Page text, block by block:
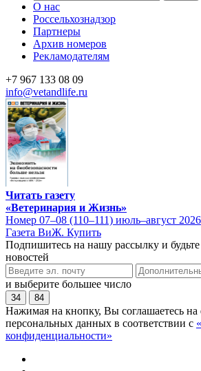
О нас
Россельхознадзор
Партнеры
Архив номеров
Рекламодателям
+7 967 133 08 09
info@vetandlife.ru
Читать газету
«Ветеринария и Жизнь»
Номер 07–08 (110–111) июль–август 2026
Газета ВиЖ. Купить
Подпишитесь на нашу рассылку и будьте
новостей
и выберите большее число
34 84
Нажимая на кнопку, Вы соглашаетесь на
персональных данных в соответствии с
конфиденциальности»